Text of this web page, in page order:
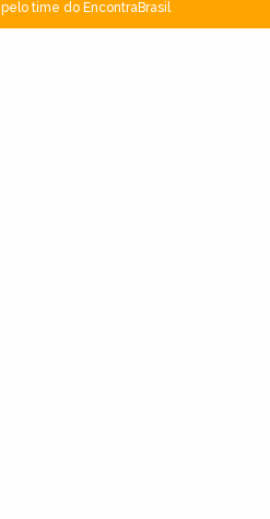
pelo time do EncontraBrasil